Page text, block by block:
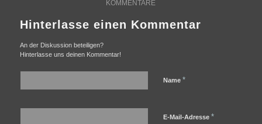
KOMMENTARE
Hinterlasse einen Kommentar
An der Diskussion beteiligen?
Hinterlasse uns deinen Kommentar!
Name *
E-Mail-Adresse *